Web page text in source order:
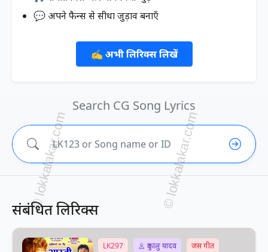
💬 अपने फैन्स से सीधा जुड़ाव बनाएँ
✍️ अभी लिरिक्स लिखें
Search CG Song Lyrics
संबंधित लिरिक्स
LK297 दुकालु यादव
जस गीत